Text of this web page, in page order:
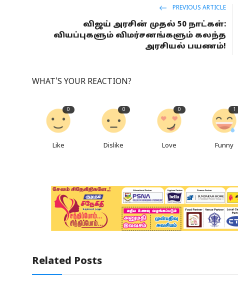
PREVIOUS ARTICLE
விஜய் அரசின் முதல் 50 நாட்கள்:
வியப்புகளும் விமர்சனங்களும் கலந்த
அரசியல் பயணம்!
WHAT'S YOUR REACTION?
0
Like
0
Dislike
0
Love
1
Funny
Related Posts